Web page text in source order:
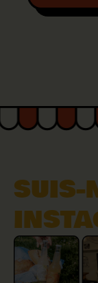
SUIS-